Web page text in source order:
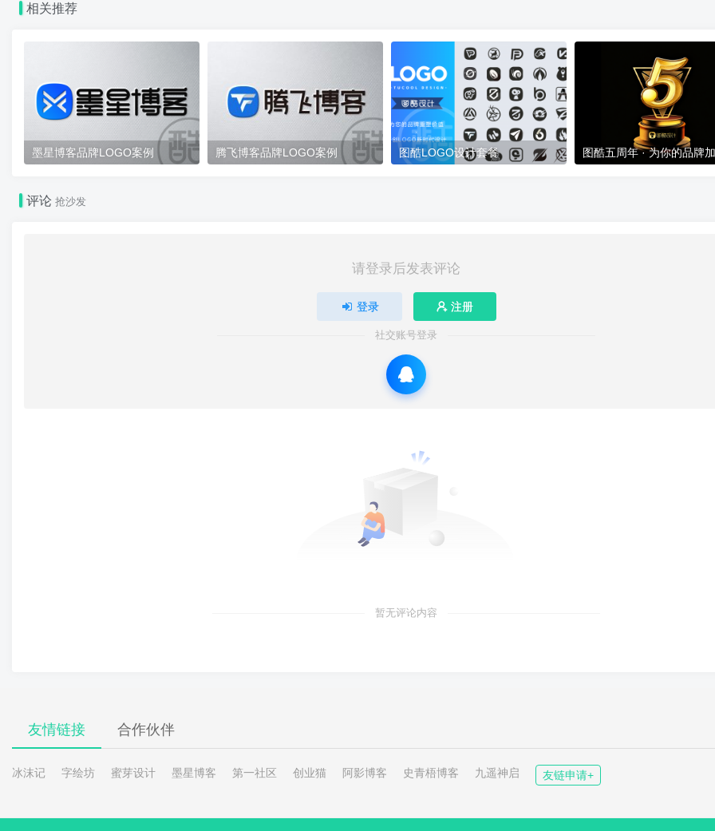
相关推荐
墨星博客品牌LOGO案例 腾飞博客品牌LOGO案例 图酷LOGO设计套餐 图酷五周年 · 为你的品牌
评论抢沙发
请登录后发表评论
登录 注册
社交账号登录
暂无评论内容
友情链接 合作伙伴
冰沫记 字绘坊 蜜芽设计 墨星博客 第一社区 创业猫 阿影博客 史青梧博客 九遥神启 友链申请+